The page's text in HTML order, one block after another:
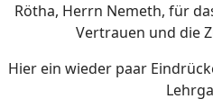
Rötha, Herrn Nemeth, für
Vertrauen und die
Hier ein wieder paar